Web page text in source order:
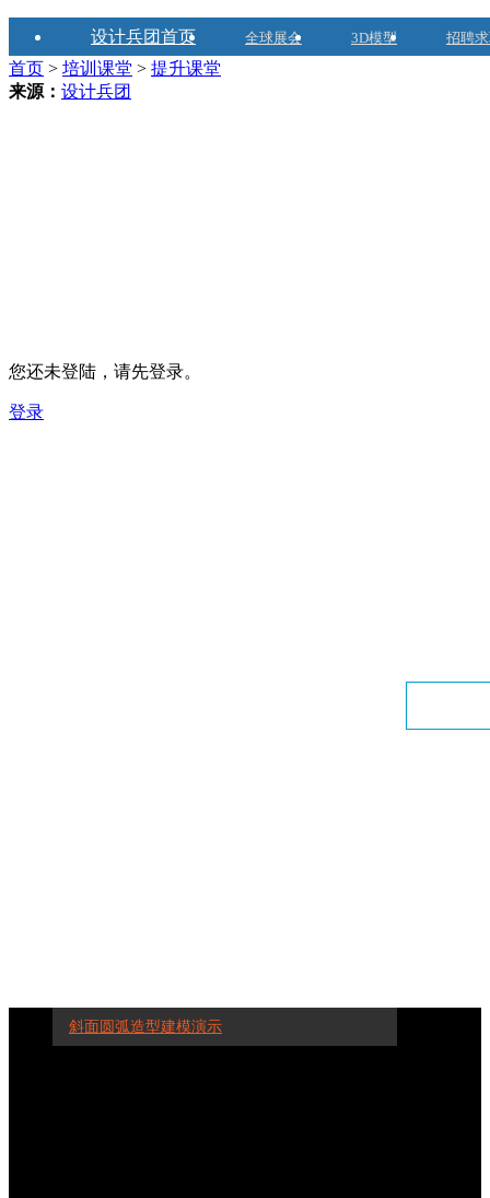
设计兵团首页 全球展会 3D模型 招聘
首页 > 培训课堂 > 提升课堂
来源： 设计兵团
您还未登陆，请先登录。
登录
斜面圆弧造型建模演示